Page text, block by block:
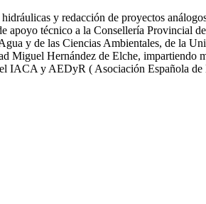
y redacción de proyectos
apoyo técnico a la Consellería Provincial
y de las Ciencias Ambientales, de la
Miguel Hernández de Elche, impartiendo
IACA y AEDyR ( Asociación Española